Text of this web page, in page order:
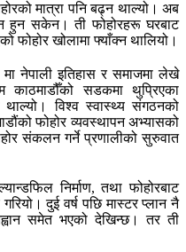
मात्रा पनि बढ्न थाल्यो। अब
हुन सकेन। ती फोहोरहरू घरबाट
फोहोर खोलामा फ्याँक्न थालियो।
नेपाली इतिहास र समाजमा लेखे
सडकमा थुप्रिएका
विश्व स्वास्थ्य संगठनको
फोहोर व्यवस्थापन अभ्यासको
संकलन गर्ने प्रणालीको सुरुवात
निर्माण, तथा फोहोरबाट
दुई वर्ष पछि मास्टर प्लान नै
समेत भएको देखिन्छ। तर ती